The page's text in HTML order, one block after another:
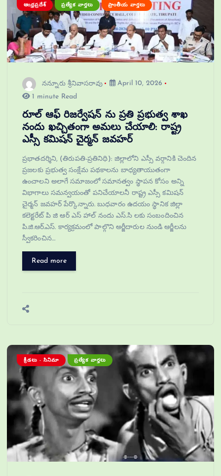
ఆంధ్రప్రదేశ్ ప్రత్యేక వార్తలు ప్రాంతీయ వార్తలు
నన్నూరు శ్రీనివాసరావు
April 10, 2026
1 minute Read
రూల్ ఆఫ్ రిజర్వేషన్ ను ప్రతి ప్రభుత్వ శాఖ
నందు ఖచ్చితంగా అమలు చేయాలి: రాష్ట్ర
ఎస్సీ కమిషన్ చైర్మన్ జవహర్
ప్రభాతదర్శిని, (తిరుపతి-ప్రతినిధి): జిల్లాలోని ఎస్సీ వర్గానికి చెందిన
ప్రజలకు ప్రభుత్వ సంక్షేమ పథకాలను బాధ్యతాయుతంగా
ఉంచాలని అలాగే సమాజంలో సమానత్వం స్థాపన కోసం అన్ని
విభాగాలు సమన్వయంతో పనిచేయాలనీ రాష్ట్ర ఎస్సీ కమిషన్
చైర్మన్ జవహర్ పేర్కొన్నారు. బుధవారం ఉదయం స్థానిక జిల్లా
కలెక్టరేట్ పి జి ఆర్ ఎస్ హాల్ నందు ఎస్.సి లకు సంబందించిన
పి.జి.ఆర్.ఎస్. కార్యక్రమంలో పాల్గొని అర్జీదారుల నుండి ఆర్జీలను
స్వీకరించిన…
Read more
క్రీడలు - సినిమా ప్రత్యేక వార్తలు